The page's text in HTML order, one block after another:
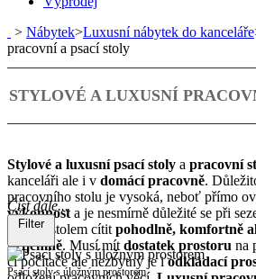
> Nábytek>Luxusní nábytek do kanceláře
pracovní a psací stoly
STYLOVÉ A LUXUSNÍ
Stylové a luxusní psací stoly a pracovní
kanceláři ale i v domácí pracovně.
pracovního stolu je vysoká, neboť přímo
výkonnost a je nesmírně důležité se při
psacím stolem cítit pohodlně, komfortně
příjemně. Musí mít dostatek prostoru na
či počítače ale nezbytný je iodkládací
Číst dále...
Filter
Psací stoly s úložným prostorem